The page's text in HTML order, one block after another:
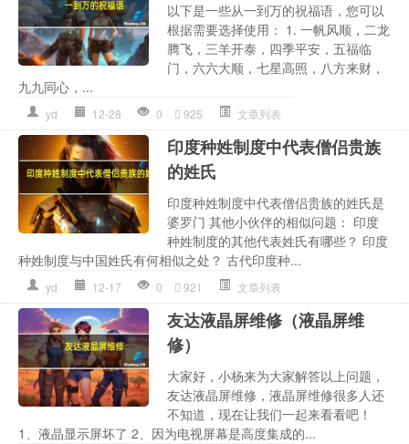
以下是一些从一到万的祝福语，您可以
根据需要选择使用： 1. 一帆风顺，二龙
腾飞，三羊开泰，四季平安，五福临
门，六六大顺，七星高照，八方来财，
九九同心，...
yd 12-28 0 925 文章列表
印度种姓制度中代表僧侣贵族
的姓氏
印度种姓制度中代表僧侣贵族的姓氏是
婆罗门 其他小伙伴的相似问题： 印度
种姓制度的其他代表姓氏有哪些？ 印度
种姓制度与中国姓氏有何相似之处？ 古代印度种...
yd 12-17 0 921 文章列表
友达液晶屏维修（液晶屏维
修）
大家好，小杨来为大家解答以上问题，
友达液晶屏维修，液晶屏维修很多人还
不知道，现在让我们一起来看看吧！
1、液晶显示屏坏了 2、因为电视屏幕是高度集成的...